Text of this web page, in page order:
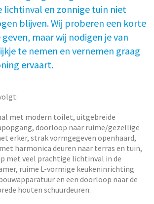
lichtinval en zonnige tuin niet
blijven. Wij proberen een korte
maar wij nodigen je van
te nemen en vernemen graag
ervaart.
met modern toilet, uitgebreide
doorloop naar ruime/gezellige
erker, strak vormgegeven openhaard,
harmonica deuren naar terras en tuin,
met veel prachtige lichtinval in de
ruime L-vormige keukeninrichting
en een doorloop naar de
houten schuurdeuren.